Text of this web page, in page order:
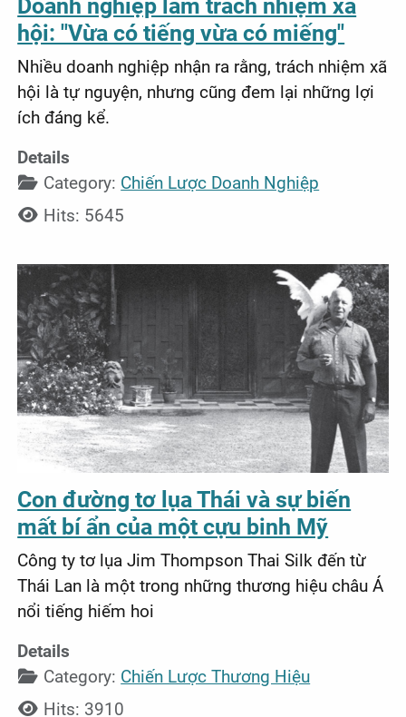
Doanh nghiệp làm trách nhiệm xã
hội: "Vừa có tiếng vừa có miếng"
Nhiều doanh nghiệp nhận ra rằng, trách nhiệm xã
hội là tự nguyện, nhưng cũng đem lại những lợi
ích đáng kể.
Details
Category: Chiến Lược Doanh Nghiệp
Hits: 5645
Con đường tơ lụa Thái và sự biến
mất bí ẩn của một cựu binh Mỹ
Công ty tơ lụa Jim Thompson Thai Silk đến từ
Thái Lan là một trong những thương hiệu châu Á
nổi tiếng hiếm hoi
Details
Category: Chiến Lược Thương Hiệu
Hits: 3910